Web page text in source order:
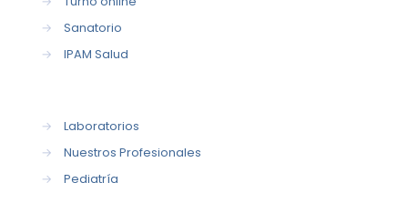
→
Sanatorio
→
IPAM Salud
→
Laboratorios
→
Nuestros Profesionales
→
Pediatría